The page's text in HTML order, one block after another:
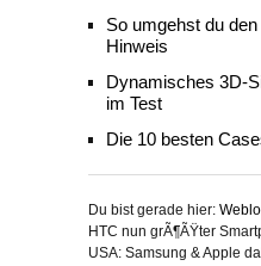
So umgehst du
Hinweis
Dynamisches 3D-
im Test
Die 10 besten
Du bist gerade hier:
HTC nun grÃ¶ÃŸter
USA: Samsung & Apple